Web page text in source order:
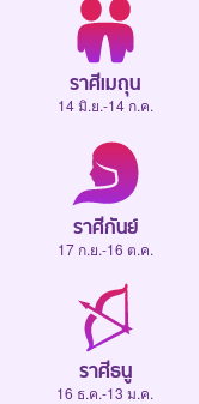
ราศีเมถุน
14 มิ.ย.-14 ก.ค.
ราศีกันย์
17 ก.ย.-16 ต.ค.
ราศีธนู
16 ธ.ค.-13 ม.ค.